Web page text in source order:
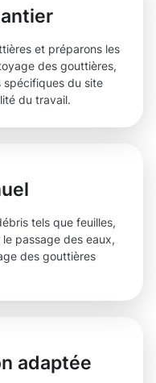
et préparons les
des gouttières,
du site
du travail.
tels que feuilles,
passage des eaux,
des gouttières
adaptée